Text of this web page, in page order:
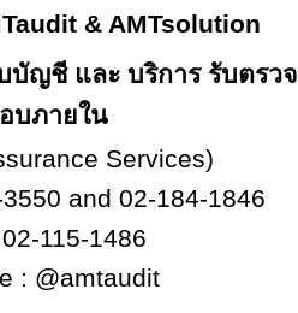
& AMTsolution
บัญชี และ บริการ รับตรวจ
บภายใน
Services)
and 02-184-1846
115-1486
: @amtaudit